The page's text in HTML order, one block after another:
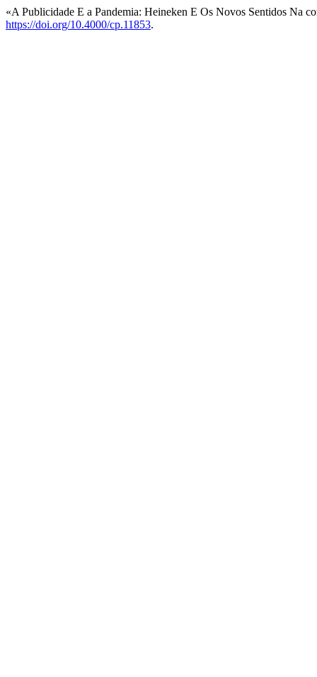
«A Publicidade E a Pandemia: Heineken E Os Novos Sentidos Na
https://doi.org/10.4000/cp.11853.